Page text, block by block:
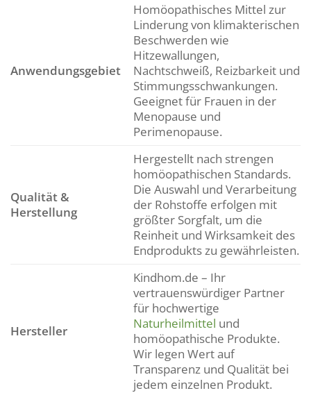
Anwendungsgebiet
Homöopathisches Mittel zur
Linderung von klimakterischen
Beschwerden wie
Hitzewallungen,
Nachtschweiß, Reizbarkeit und
Stimmungsschwankungen.
Geeignet für Frauen in der
Menopause und
Perimenopause.
Qualität &
Herstellung
Hergestellt nach strengen
homöopathischen Standards.
Die Auswahl und Verarbeitung
der Rohstoffe erfolgen mit
größter Sorgfalt, um die
Reinheit und Wirksamkeit des
Endprodukts zu gewährleisten.
Hersteller
Kindhom.de – Ihr
vertrauenswürdiger Partner
für hochwertige
Naturheilmittel und
homöopathische Produkte.
Wir legen Wert auf
Transparenz und Qualität bei
jedem einzelnen Produkt.